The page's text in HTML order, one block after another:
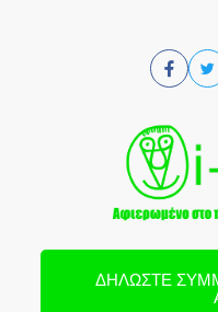
ΔΗΛΏΣΤΕ